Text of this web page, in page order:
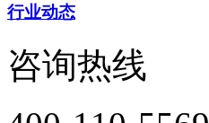
行业动态
咨询热线